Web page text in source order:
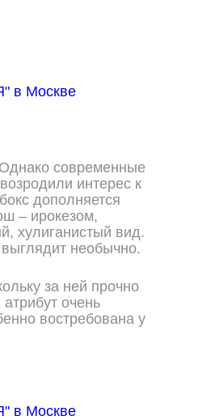
современные
интерес к
дополняется
– ирокезом,
хулиганистый вид.
необычно.
за ней прочно
очень
востребована у